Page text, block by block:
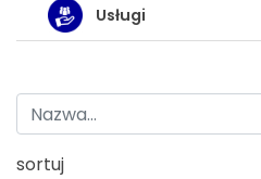
Usługi
sortuj